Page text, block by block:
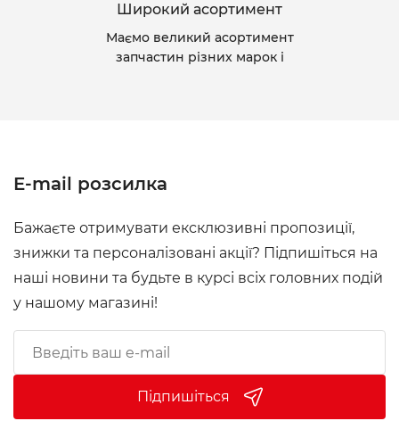
Широкий асортимент
Маємо великий асортимент
запчастин різних марок і
E-mail розсилка
Бажаєте отримувати ексклюзивні пропозиції,
знижки та персоналізовані акції? Підпишіться на
наші новини та будьте в курсі всіх головних подій
у нашому магазині!
Підпишіться